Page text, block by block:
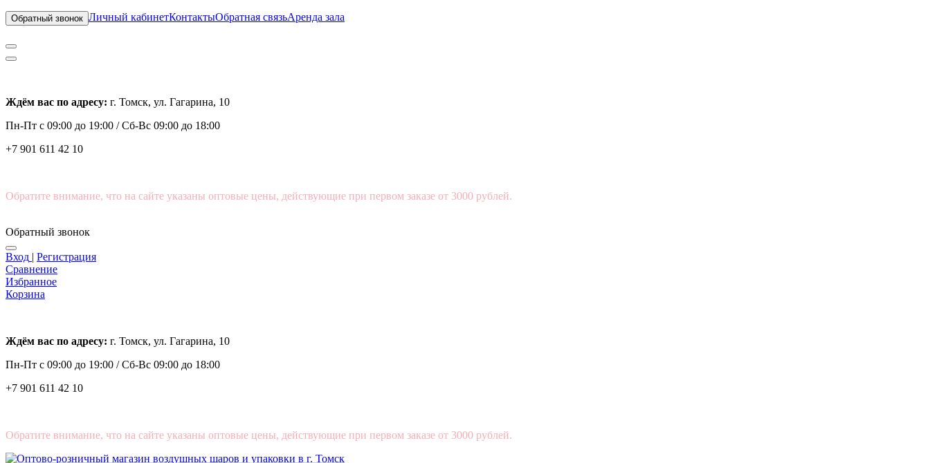
Обратный звонок Личный кабинетКонтактыОбратная связьАренда зала
Ждём вас по адресу: г. Томск, ул. Гагарина, 10
Пн-Пт с 09:00 до 19:00 /Сб-Вс 09:00 до 18:00
+7 901 611 42 10
Обратите внимание, что на сайте указаны оптовые цены, действующие при первом заказе от 3000 рублей.
Обратный звонок
Вход | Регистрация
Сравнение
Избранное
Корзина
Ждём вас по адресу: г. Томск, ул. Гагарина, 10
Пн-Пт с 09:00 до 19:00 /Сб-Вс 09:00 до 18:00
+7 901 611 42 10
Обратите внимание, что на сайте указаны оптовые цены, действующие при первом заказе от 3000 рублей.